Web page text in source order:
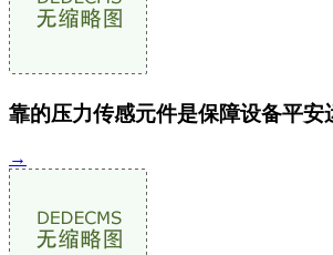
靠的压力传感元件是保障设备平安
→